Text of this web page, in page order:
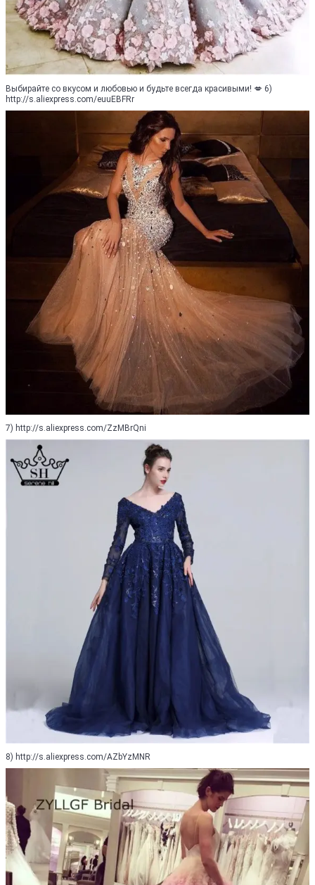
Выбирайте со вкусом и любовью и будьте всегда красивыми! 💋 6)
http://s.aliexpress.com/euuEBFRr
7) http://s.aliexpress.com/ZzMBrQni
8) http://s.aliexpress.com/AZbYzMNR